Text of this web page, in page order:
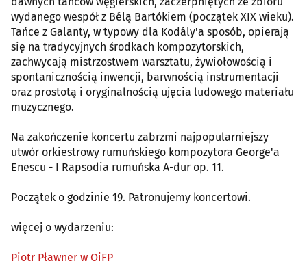
wydanego wespół z Bélą Bartókiem (początek XIX wieku).
Tańce z Galanty, w typowy dla Kodály'a sposób, opierają
się na tradycyjnych środkach kompozytorskich,
zachwycają mistrzostwem warsztatu, żywiołowością i
spontanicznością inwencji, barwnością instrumentacji
oraz prostotą i oryginalnością ujęcia ludowego materiału
muzycznego.
Na zakończenie koncertu zabrzmi najpopularniejszy
utwór orkiestrowy rumuńskiego kompozytora George'a
Enescu - I Rapsodia rumuńska A-dur op. 11.
Początek o godzinie 19. Patronujemy koncertowi.
więcej o wydarzeniu:
Piotr Pławner w OiFP